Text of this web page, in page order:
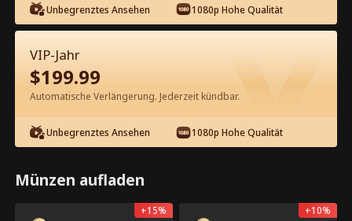
0-42
10 11 14
3.8kApp-exklusiv: Kostenlos
freischalten
Unbegrenztes Ansehen 1080p Hohe Qualität
VIP-Jahr
$199.99
Automatische Verlängerung. Jederzeit kündbar.
Unbegrenztes Ansehen 1080p Hohe Qualität
Münzen aufladen
+15% +10%